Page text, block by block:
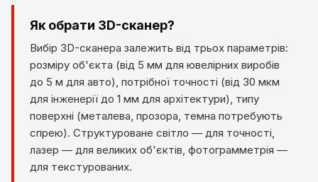
Як обрати 3D-сканер?
Вибір 3D-сканера залежить від трьох параметрів:
розміру об'єкта (від 5 мм для ювелірних виробів
до 5 м для авто), потрібної точності (від 30 мкм
для інженерії до 1 мм для архітектури), типу
поверхні (металева, прозора, темна потребують
спрею). Структуроване світло — для точності,
лазер — для великих об'єктів, фотограмметрія —
для текстурованих.